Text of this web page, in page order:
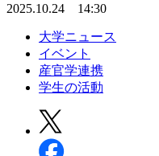
2025.10.24 14:30
大学ニュース
イベント
産官学連携
学生の活動